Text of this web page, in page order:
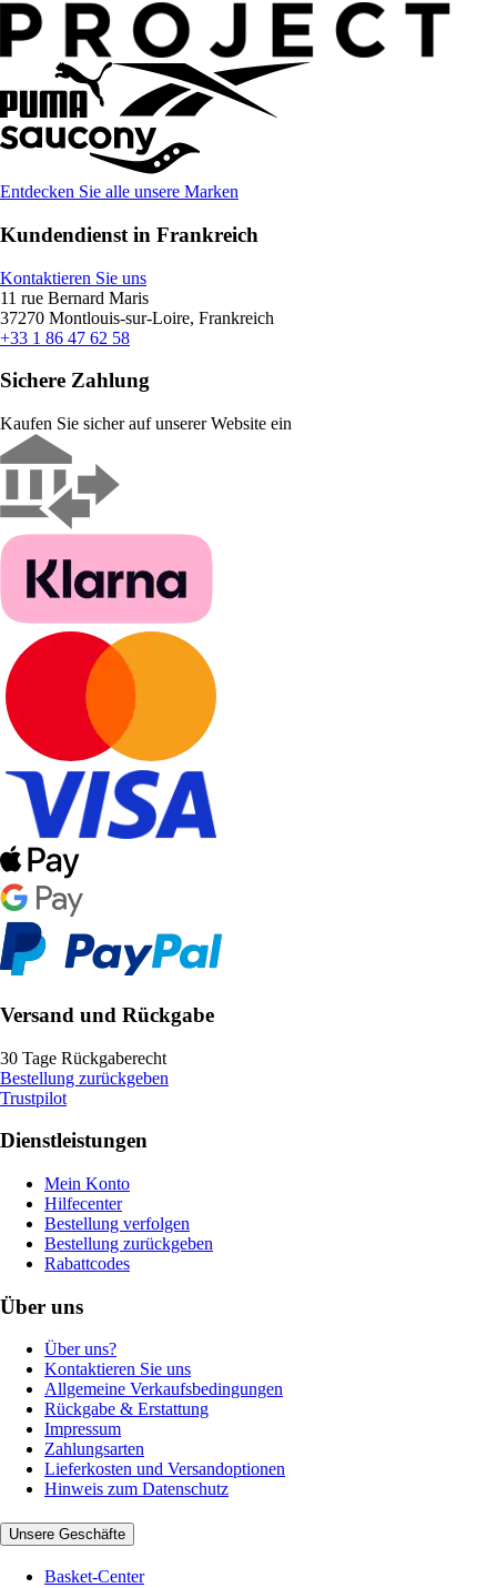
Entdecken Sie alle unsere Marken
Kundendienst in Frankreich
Kontaktieren Sie uns
11 rue Bernard Maris
37270 Montlouis-sur-Loire, Frankreich
+33 1 86 47 62 58
Sichere Zahlung
Kaufen Sie sicher auf unserer Website ein
Versand und Rückgabe
30 Tage Rückgaberecht
Bestellung zurückgeben
Trustpilot
Dienstleistungen
Mein Konto
Hilfecenter
Bestellung verfolgen
Bestellung zurückgeben
Rabattcodes
Über uns
Über uns?
Kontaktieren Sie uns
Allgemeine Verkaufsbedingungen
Rückgabe & Erstattung
Impressum
Zahlungsarten
Lieferkosten und Versandoptionen
Hinweis zum Datenschutz
Unsere Geschäfte
Basket-Center